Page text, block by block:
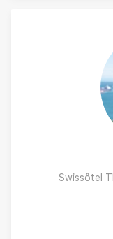
Swissôtel